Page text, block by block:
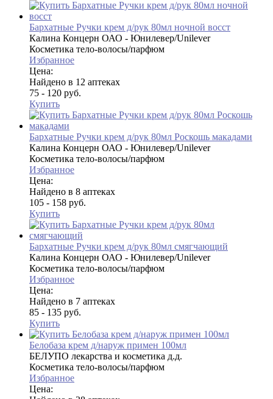
Бархатные Ручки крем д/рук 80мл ночной восст
Калина Концерн ОАО - Юнилевер/Unilever
Косметика тело-волосы/парфюм
Избранное
Цена:
Найдено в 12 аптеках
75 - 120 руб.
Купить
Бархатные Ручки крем д/рук 80мл Роскошь макадами
Калина Концерн ОАО - Юнилевер/Unilever
Косметика тело-волосы/парфюм
Избранное
Цена:
Найдено в 8 аптеках
105 - 158 руб.
Купить
Бархатные Ручки крем д/рук 80мл смягчающий
Калина Концерн ОАО - Юнилевер/Unilever
Косметика тело-волосы/парфюм
Избранное
Цена:
Найдено в 7 аптеках
85 - 135 руб.
Купить
Белобаза крем д/наруж примен 100мл
БЕЛУПО лекарства и косметика д.д.
Косметика тело-волосы/парфюм
Избранное
Цена: